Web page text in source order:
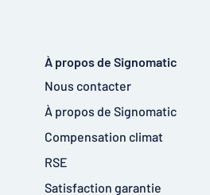
À propos de Signomatic
Nous contacter
À propos de Signomatic
Compensation climat
RSE
Satisfaction garantie